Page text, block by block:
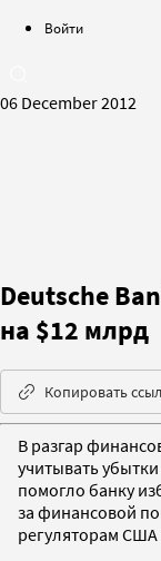
Войти
06 December 2012
Deutsche
на $12 млрд
Копировать
В разгар
учитывать
помогло банку
за финансовой
регуляторам